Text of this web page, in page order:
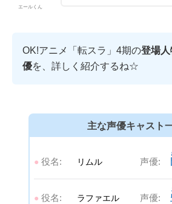
エールくん
OK!アニメ「転スラ」4期の登場
優を、詳しく紹介するね☆
主な声優キャスト
● 役名: リムル 声優:
● 役名: ラファエル 声優: